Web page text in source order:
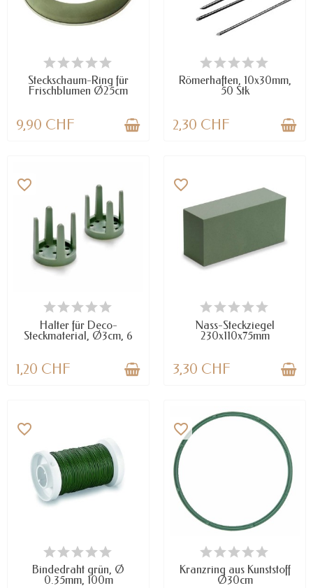
NUR NOCH WENIGE TEILE
VERFÜGBAR
Steckschaum-Ring für
Frischblumen Ø25cm
9,90 CHF
VERFÜGBAR
Römerhaften, 10x30mm,
50 Stk
2,30 CHF
NUR NOCH WENIGE TEILE
VERFÜGBAR
favorite_border
Halter für Deco-
Steckmaterial, Ø3cm, 6
1,20 CHF
VERFÜGBAR
favorite_border
Nass-Steckziegel
230x110x75mm
3,30 CHF
VERFÜGBAR
favorite_border
Bindedraht grün, Ø
0.35mm, 100m
NUR NOCH WENIGE TEILE
VERFÜGBAR
favorite_border
Kranzring aus Kunststoff
Ø30cm